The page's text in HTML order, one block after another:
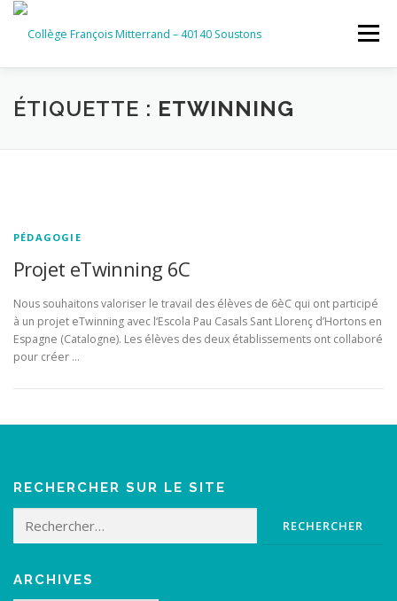
Aller
contenu
Menu
ACCUEIL RUBRIQUES
INSTANCES ET PARTENAIRES
ÉTIQUETTE : ETWINNING
PÉDAGOGIE
Projet eTwinning 6C
Nous souhaitons valoriser le travail des élèves de 6èC qui ont participé
à un projet eTwinning avec l‘Escola Pau Casals Sant Llorenç d’Hortons en
Espagne (Catalogne). Les élèves des deux établissements ont collaboré
pour créer …
RECHERCHER SUR LE SITE
Rechercher :
ARCHIVES